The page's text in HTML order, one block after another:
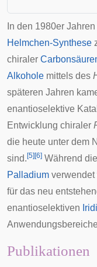
In den 1980er
Helmchen-Synthese
chiraler
Alkohole mittels des
späteren Jahren
enantioselektive
Entwicklung chiraler
die heute unter dem
sind. [5] [6] Während
Palladium
für das neu
enantioselektiven
Publikationen